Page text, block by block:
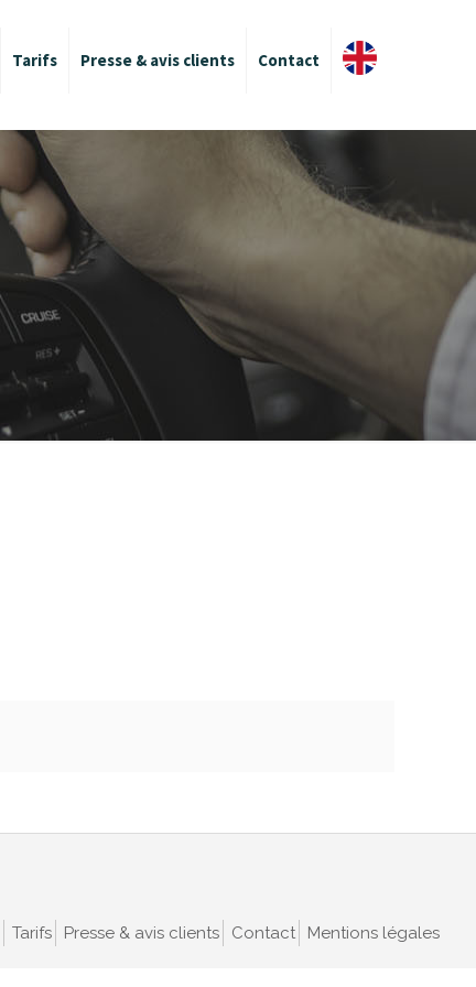
Tarifs Presse & avis clients Contact
Tarifs Presse & avis clients Contact Mentions légales